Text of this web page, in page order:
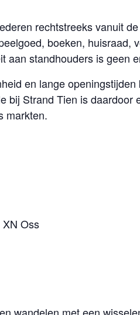
rechtstreeks vanuit
boeken, huisraad,
aan standhouders is geen
en lange
bij Strand Tien is daardoor
markten.
Oss